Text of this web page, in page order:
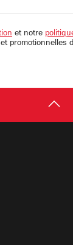
et notre
promotionnelles